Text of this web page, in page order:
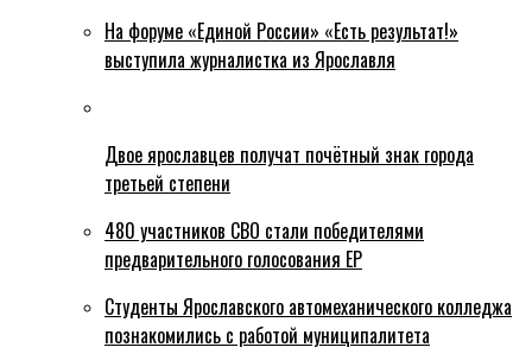
На форуме «Единой России» «Есть результат!»
выступила журналистка из Ярославля
Двое ярославцев получат почётный знак города
третьей степени
480 участников СВО стали победителями
предварительного голосования ЕР
Студенты Ярославского автомеханического колледжа
познакомились с работой муниципалитета